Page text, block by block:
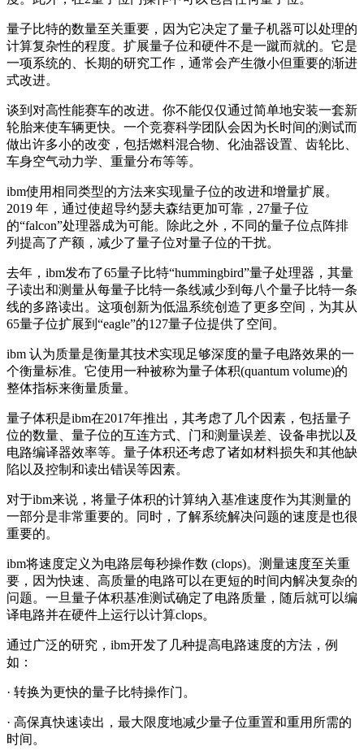
量子比特的数量至关重要，因为它决定了量子机器可以处理的
计算复杂性的程度。扩展量子位和硬件不是一蹴而就的。它是
一项系统的、长期的研究工作，通常会产生微小但重要的渐进
式改进。
谈到对高性能赛车的改进。你不能仅仅通过简单地安装一套新
轮胎来使车辆更快。一个竞赛科学团队会因为长时间的测试而
做出许多小的改变，包括燃料混合物、化油器设置、齿轮比、
车身空气动力学、重量分布等等。
ibm使用相同类型的方法来实现量子位的改进和增量扩展。
2019 年，通过使超导约瑟夫森结更加可靠，27量子位
的“falcon”处理器成为可能。除此之外，不同的量子位点阵排
列提高了产额，减少了量子位对量子位的干扰。
去年，ibm发布了65量子比特“hummingbird”量子处理器，其量
子读出和测量从每量子比特一条线减少到每八个量子比特一条
线的多路读出。这项创新为低温系统创造了更多空间，为其从
65量子位扩展到“eagle”的127量子位提供了空间。
ibm 认为质量是衡量其技术实现足够深度的量子电路效果的一
个衡量标准。它使用一种被称为量子体积(quantum volume)的
整体指标来衡量质量。
量子体积是ibm在2017年推出，其考虑了几个因素，包括量子
位的数量、量子位的互连方式、门和测量误差、设备串扰以及
电路编译器效率等。量子体积还考虑了诸如材料损失和其他缺
陷以及控制和读出错误等因素。
对于ibm来说，将量子体积的计算纳入基准速度作为其测量的
一部分是非常重要的。同时，了解系统解决问题的速度是也很
重要的。
ibm将速度定义为电路层每秒操作数 (clops)。测量速度至关重
要，因为快速、高质量的电路可以在更短的时间内解决复杂的
问题。一旦量子体积基准测试确定了电路质量，随后就可以编
译电路并在硬件上运行以计算clops。
通过广泛的研究，ibm开发了几种提高电路速度的方法，例
如：
· 转换为更快的量子比特操作门。
· 高保真快速读出，最大限度地减少量子位重置和重用所需的
时间。